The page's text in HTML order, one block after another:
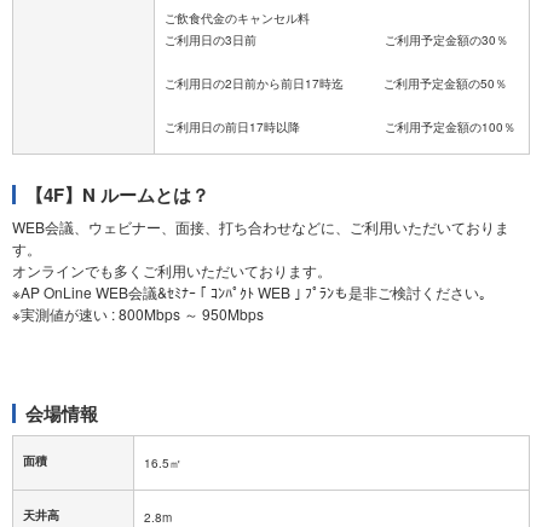
ご飲食代金のキャンセル料
ご利用日の3日前 ご利用予定金額の30％
ご利用日の2日前から前日17時迄 ご利用予定金額の50％
【4F】N ルームとは？
WEB会議、ウェビナー、面接、打ち合わせなどに、ご利用いただいておりま
す。
オンラインでも多くご利用いただいております。
※AP OnLine WEB会議&ｾﾐﾅｰ ｢ ｺﾝﾊﾟｸﾄ WEB ｣ ﾌﾟﾗﾝも是非ご検討ください｡
※実測値が速い : 800Mbps ～ 950Mbps
会場情報
面積 16.5㎡
天井高 2.8m